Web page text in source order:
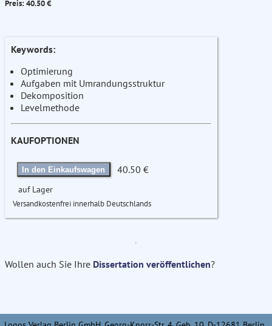
Preis: 40.50 €
Keywords:
Optimierung
Aufgaben mit Umrandungsstruktur
Dekomposition
Levelmethode
KAUFOPTIONEN
In den Einkaufswagen 40.50 €
auf Lager
Versandkostenfrei innerhalb Deutschlands
Wollen auch Sie Ihre Dissertation veröffentlichen?